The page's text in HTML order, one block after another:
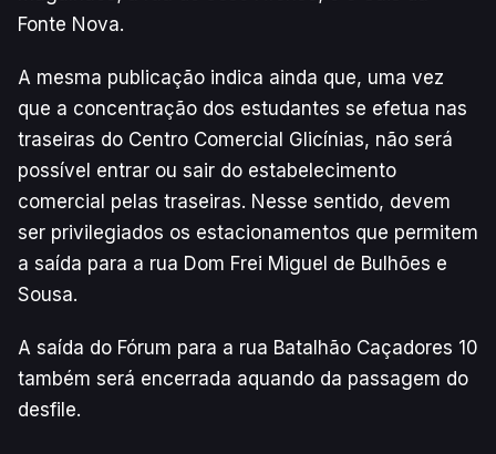
Fonte Nova.
A mesma publicação indica ainda que, uma vez
que a concentração dos estudantes se efetua nas
traseiras do Centro Comercial Glicínias, não será
possível entrar ou sair do estabelecimento
comercial pelas traseiras. Nesse sentido, devem
ser privilegiados os estacionamentos que permitem
a saída para a rua Dom Frei Miguel de Bulhões e
Sousa.
A saída do Fórum para a rua Batalhão Caçadores 10
também será encerrada aquando da passagem do
desfile.